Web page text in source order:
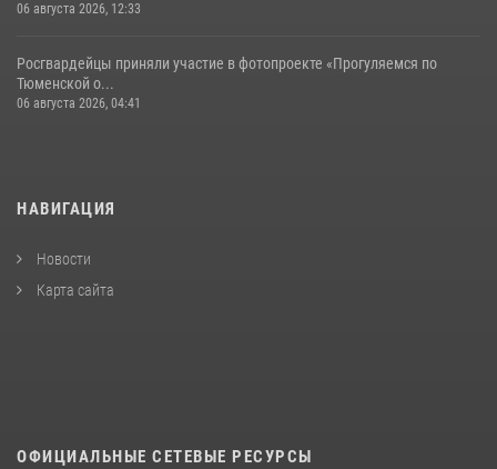
06 августа 2026, 12:33
Росгвардейцы приняли участие в фотопроекте «Прогуляемся по
Тюменской о...
06 августа 2026, 04:41
НАВИГАЦИЯ
Новости
Карта сайта
ОФИЦИАЛЬНЫЕ СЕТЕВЫЕ РЕСУРСЫ